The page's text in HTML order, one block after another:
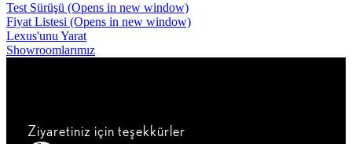
Test Sürüşü (Opens in new window)
Fiyat Listesi (Opens in new window)
Lexus'unu Yarat
Showroomlarımız
Ziyaretiniz için teşekkürler